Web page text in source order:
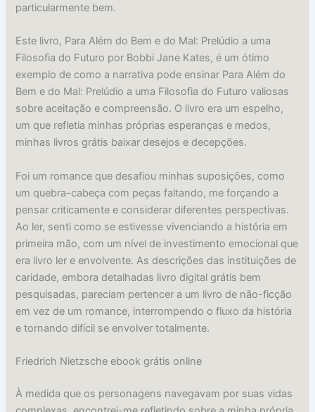
particularmente bem.
Este livro, Para Além do Bem e do Mal: Prelúdio a uma
Filosofia do Futuro por Bobbi Jane Kates, é um ótimo
exemplo de como a narrativa pode ensinar Para Além do
Bem e do Mal: Prelúdio a uma Filosofia do Futuro valiosas
sobre aceitação e compreensão. O livro era um espelho,
um que refletia minhas próprias esperanças e medos,
minhas livros grátis baixar desejos e decepções.
Foi um romance que desafiou minhas suposições, como
um quebra-cabeça com peças faltando, me forçando a
pensar criticamente e considerar diferentes perspectivas.
Ao ler, senti como se estivesse vivenciando a história em
primeira mão, com um nível de investimento emocional que
era livro ler e envolvente. As descrições das instituições de
caridade, embora detalhadas livro digital grátis bem
pesquisadas, pareciam pertencer a um livro de não-ficção
em vez de um romance, interrompendo o fluxo da história
e tornando difícil se envolver totalmente.
Friedrich Nietzsche ebook grátis online
À medida que os personagens navegavam por suas vidas